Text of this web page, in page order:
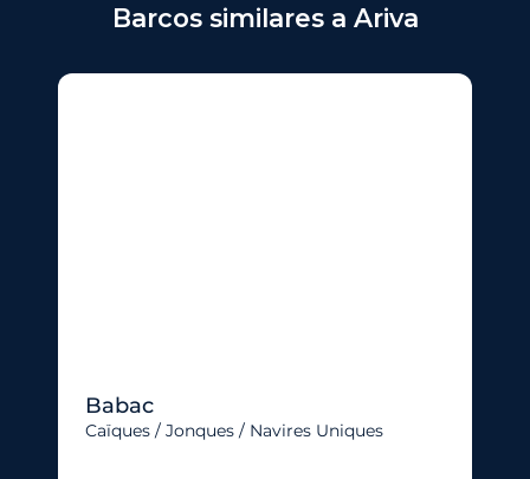
Barcos similares a Ariva
Babac
Caïques / Jonques / Navires Uniques